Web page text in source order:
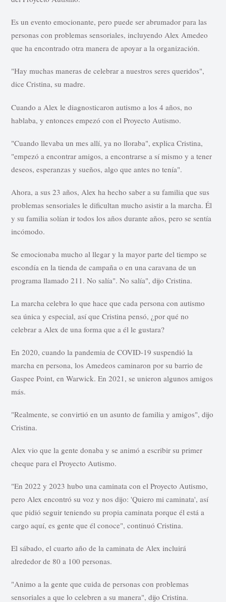
Es un evento emocionante, pero puede ser abrumador para las
personas con problemas sensoriales, incluyendo Alex Amedeo
que ha encontrado otra manera de apoyar a la organización.
"Hay muchas maneras de celebrar a nuestros seres queridos",
dice Cristina, su madre.
Cuando a Alex le diagnosticaron autismo a los 4 años, no
hablaba, y entonces empezó con el Proyecto Autismo.
"Cuando llevaba un mes allí, ya no lloraba", explica Cristina,
"empezó a encontrar amigos, a encontrarse a sí mismo y a tener
deseos, esperanzas y sueños, algo que antes no tenía".
Ahora, a sus 23 años, Alex ha hecho saber a su familia que sus
problemas sensoriales le dificultan mucho asistir a la marcha. Él
y su familia solían ir todos los años durante años, pero se sentía
incómodo.
Se emocionaba mucho al llegar y la mayor parte del tiempo se
escondía en la tienda de campaña o en una caravana de un
programa llamado 211. No salía". No salía", dijo Cristina.
La marcha celebra lo que hace que cada persona con autismo
sea única y especial, así que Cristina pensó, ¿por qué no
celebrar a Alex de una forma que a él le gustara?
En 2020, cuando la pandemia de COVID-19 suspendió la
marcha en persona, los Amedeos caminaron por su barrio de
Gaspee Point, en Warwick. En 2021, se unieron algunos amigos
más.
"Realmente, se convirtió en un asunto de familia y amigos", dijo
Cristina.
Alex vio que la gente donaba y se animó a escribir su primer
cheque para el Proyecto Autismo.
"En 2022 y 2023 hubo una caminata con el Proyecto Autismo,
pero Alex encontró su voz y nos dijo: 'Quiero mi caminata', así
que pidió seguir teniendo su propia caminata porque él está a
cargo aquí, es gente que él conoce", continuó Cristina.
El sábado, el cuarto año de la caminata de Alex incluirá
alrededor de 80 a 100 personas.
"Animo a la gente que cuida de personas con problemas
sensoriales a que lo celebren a su manera", dijo Cristina.